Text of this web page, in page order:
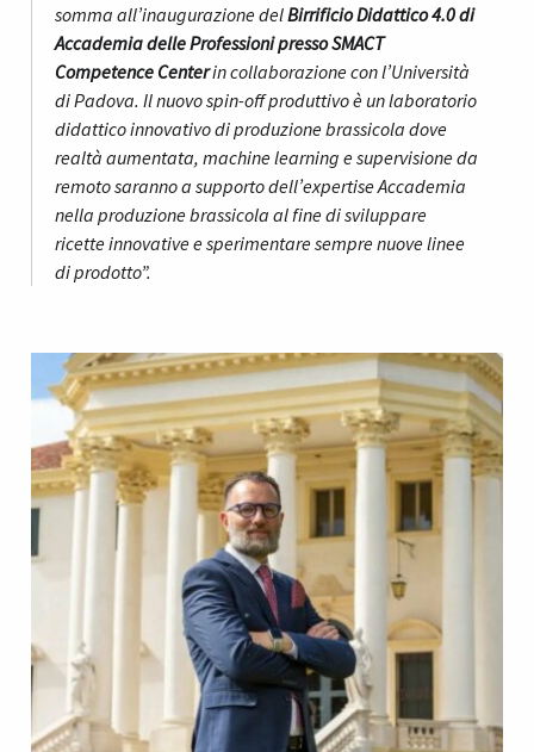
somma all’inaugurazione delBirrificio Didattico 4.0 di
Accademia delle Professioni presso SMACT
Competence Centerin collaborazione con l’Università
di Padova. Il nuovo spin-off produttivo è un laboratorio
didattico innovativo di produzione brassicola dove
realtà aumentata, machine learning e supervisione da
remoto saranno a supporto dell’expertise Accademia
nella produzione brassicola al fine di sviluppare
ricette innovative e sperimentare sempre nuove linee
di prodotto”.